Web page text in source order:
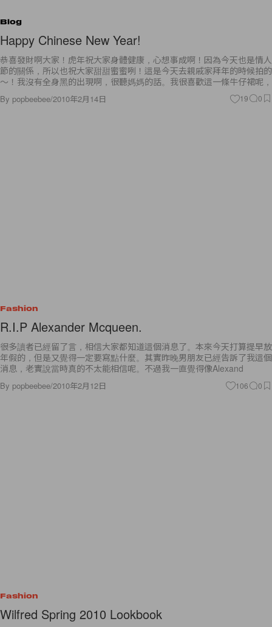
Blog
Happy Chinese New Year!
恭喜發財啊大家！虎年祝大家身體健康，心想事成啊！因為今天也是情人
節的關係，所以也祝大家甜甜蜜蜜咧！這是今天去親戚家拜年的時候拍的
～！我沒有全身黑的出現啊，很聽媽媽的話。我很喜歡這一條牛仔裙呢，
By popbeebee/2010年2月14日 19 0
Fashion
R.I.P Alexander Mcqueen.
很多讀者已經留了言，相信大家都知道這個消息了。本來今天打算提早放
年假的，但是又覺得一定要寫點什麼。其實昨晚男朋友已經告訴了我這個
消息，老實說當時真的不太能相信呢。不過我一直覺得像Alexand
By popbeebee/2010年2月12日 106 0
Fashion
Wilfred Spring 2010 Lookbook